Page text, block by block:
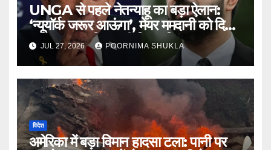
UNGA से पहले नेतन्याहू का बड़ा ऐलान:
‘न्यूयॉर्क जरूर आऊंगा’, मेयर ममदानी को दिया
करारा जवाब, गिरफ्तारी विवाद फिर गरमाया…
JUL 27, 2026 POORNIMA SHUKLA
विदेश
अमेरिका में बड़ा विमान हादसा टला: पानी पर